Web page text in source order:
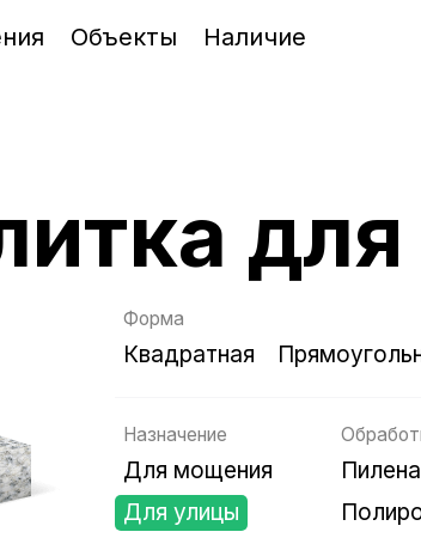
Объекты
Наличие
Форма
Квадратная
Назначение
Для мощения
Для улицы